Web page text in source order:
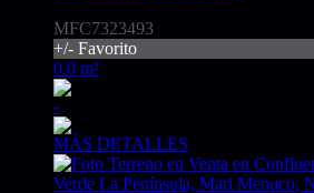
MFC7323493
+/- Favorito
0.0 m²
-
MÁS DETALLES